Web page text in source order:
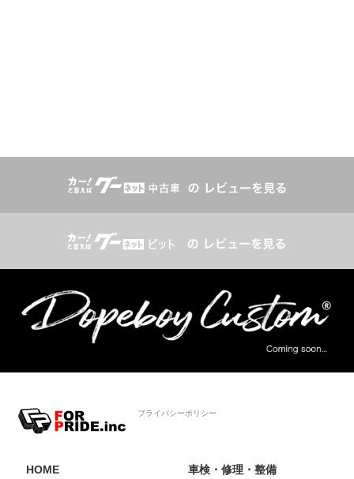
プライバシーポリシー
HOME 車検・修理・整備